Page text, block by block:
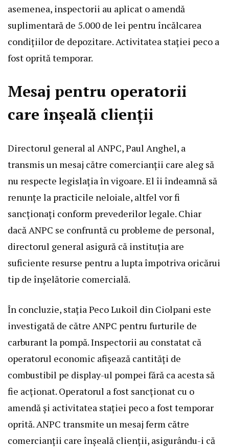
asemenea, inspectorii au aplicat o amendă
suplimentară de 5.000 de lei pentru încălcarea
condițiilor de depozitare. Activitatea stației peco a
fost oprită temporar.
Mesaj pentru operatorii
care înșeală clienții
Directorul general al ANPC, Paul Anghel, a
transmis un mesaj către comercianții care aleg să
nu respecte legislația în vigoare. El îi îndeamnă să
renunțe la practicile neloiale, altfel vor fi
sancționați conform prevederilor legale. Chiar
dacă ANPC se confruntă cu probleme de personal,
directorul general asigură că instituția are
suficiente resurse pentru a lupta împotriva oricărui
tip de înșelătorie comercială.
În concluzie, stația Peco Lukoil din Ciolpani este
investigată de către ANPC pentru furturile de
carburant la pompă. Inspectorii au constatat că
operatorul economic afișează cantități de
combustibil pe display-ul pompei fără ca acesta să
fie acționat. Operatorul a fost sancționat cu o
amendă și activitatea stației peco a fost temporar
oprită. ANPC transmite un mesaj ferm către
comercianții care înșeală clienții, asigurându-i că